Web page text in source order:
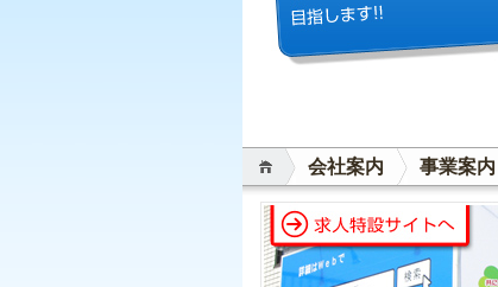
会社案内 事業案内